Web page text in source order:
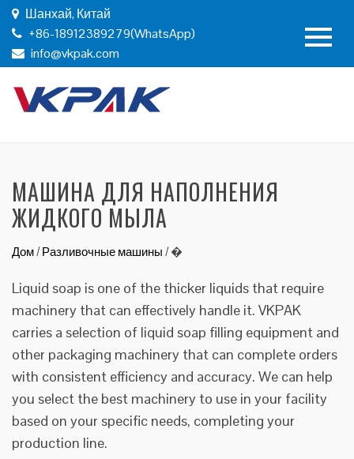
Шанхай, Китай
+86-18912389279(WhatsApp)
info@vkpak.com
МАШИНА ДЛЯ НАПОЛНЕНИЯ
ЖИДКОГО МЫЛА
Дом/Разливочные машины /�
Liquid soap is one of the thicker liquids that require
machinery that can effectively handle it. VKPAK
carries a selection of liquid soap filling equipment and
other packaging machinery that can complete orders
with consistent efficiency and accuracy. We can help
you select the best machinery to use in your facility
based on your specific needs, completing your
production line.